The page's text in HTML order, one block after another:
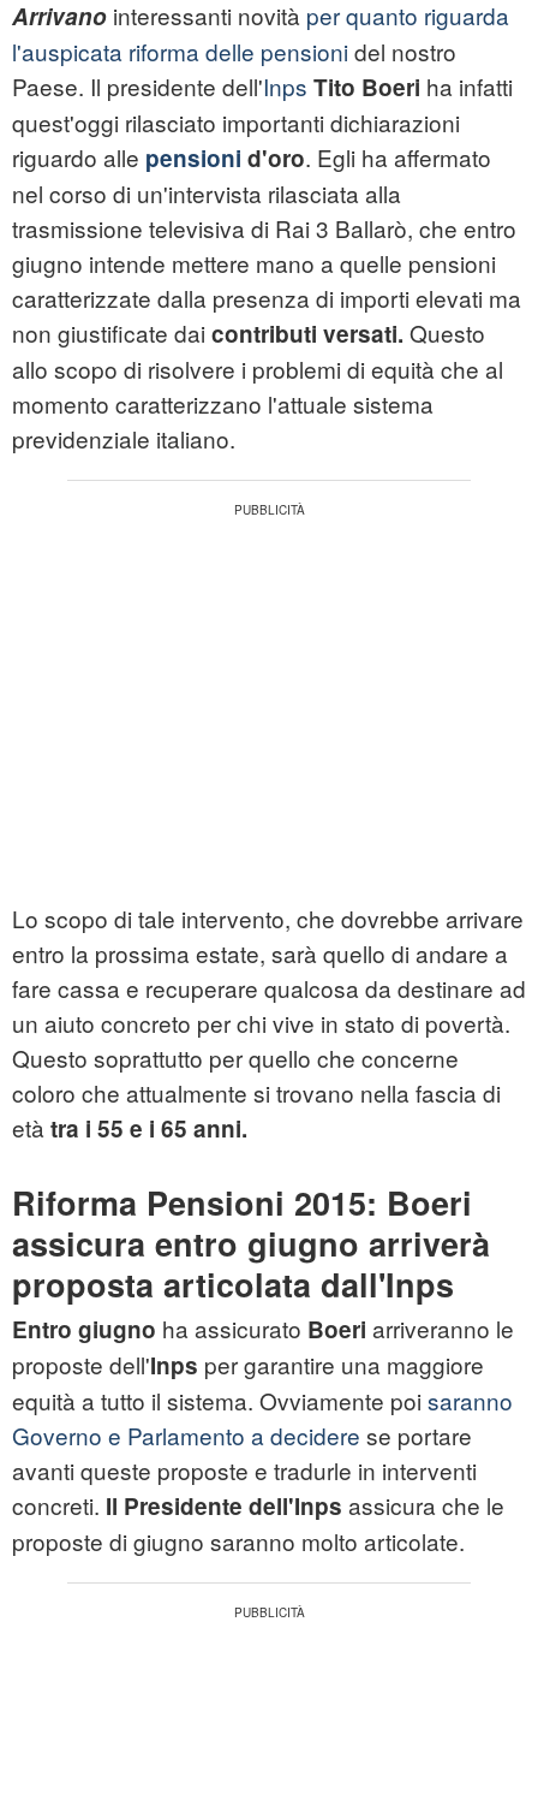
Arrivano interessanti novità per quanto riguarda
l'auspicata riforma delle pensionidel nostro
Paese. Il presidente dell'Inps Tito Boeri ha infatti
quest'oggi rilasciato importanti dichiarazioni
riguardo alle pensioni d'oro. Egli ha affermato
nel corso di un'intervista rilasciata alla
trasmissione televisiva di Rai 3 Ballarò, che entro
giugno intende mettere mano a quelle pensioni
caratterizzate dalla presenza di importi elevati ma
non giustificate dai contributi versati. Questo
allo scopo di risolvere i problemi di equità che al
momento caratterizzano l'attuale sistema
previdenziale italiano.
Lo scopo di tale intervento, che dovrebbe arrivare
entro la prossima estate, sarà quello di andare a
fare cassa e recuperare qualcosa da destinare ad
un aiuto concreto per chi vive in stato di povertà.
Questo soprattutto per quello che concerne
coloro che attualmente si trovano nella fascia di
età tra i 55 e i 65 anni.
Riforma Pensioni 2015: Boeri
assicura entro giugno arriverà
proposta articolata dall'Inps
Entro giugno ha assicurato Boeri arriveranno le
proposte dell'Inps per garantire una maggiore
equità a tutto il sistema. Ovviamente poi saranno
Governo e Parlamento a decidere se portare
avanti queste proposte e tradurle in interventi
concreti. Il Presidente dell'Inps assicura che le
proposte di giugno saranno molto articolate.